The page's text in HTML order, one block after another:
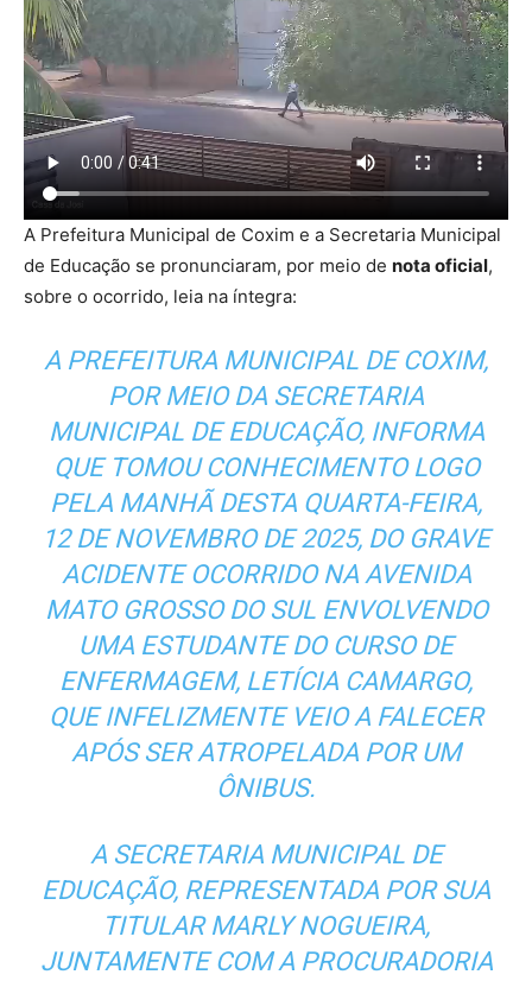
A Prefeitura Municipal de Coxim e a Secretaria Municipal
de Educação se pronunciaram, por meio de nota oficial,
sobre o ocorrido, leia na íntegra:
A PREFEITURA MUNICIPAL DE COXIM,
POR MEIO DA SECRETARIA
MUNICIPAL DE EDUCAÇÃO, INFORMA
QUE TOMOU CONHECIMENTO LOGO
PELA MANHÃ DESTA QUARTA-FEIRA,
12 DE NOVEMBRO DE 2025, DO GRAVE
ACIDENTE OCORRIDO NA AVENIDA
MATO GROSSO DO SUL ENVOLVENDO
UMA ESTUDANTE DO CURSO DE
ENFERMAGEM, LETÍCIA CAMARGO,
QUE INFELIZMENTE VEIO A FALECER
APÓS SER ATROPELADA POR UM
ÔNIBUS.
A SECRETARIA MUNICIPAL DE
EDUCAÇÃO, REPRESENTADA POR SUA
TITULAR MARLY NOGUEIRA,
JUNTAMENTE COM A PROCURADORIA